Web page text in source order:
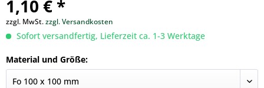
1,10 € *
zzgl. MwSt.zzgl. Versandkosten
Sofort versandfertig, Lieferzeit ca. 1-3 Werktage
Material und Größe: